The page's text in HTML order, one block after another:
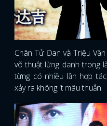
Chân Tử Đan và Triệu
võ thuật lừng danh trong
từng có nhiều lần hợp
xảy ra không ít mâu thuẫn.